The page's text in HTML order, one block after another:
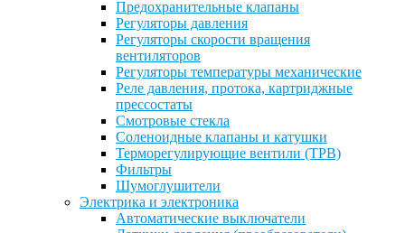
Предохранительные клапаны
Регуляторы давления
Регуляторы скорости вращения
вентиляторов
Регуляторы температуры механические
Реле давления, протока, картриджные
прессостаты
Смотровые стекла
Соленоидные клапаны и катушки
Терморегулирующие вентили (ТРВ)
Фильтры
Шумоглушители
Электрика и электроника
Автоматические выключатели